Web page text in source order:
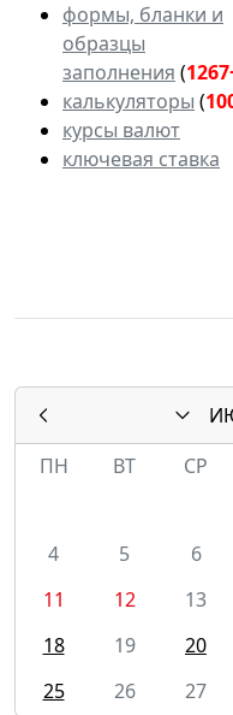
формы, бланки и
образцы
заполнения (
калькуляторы (
курсы валют
ключевая ставка
ПН
ВТ СР
4
5 6
11
12 13
18
19 20
25
26 27